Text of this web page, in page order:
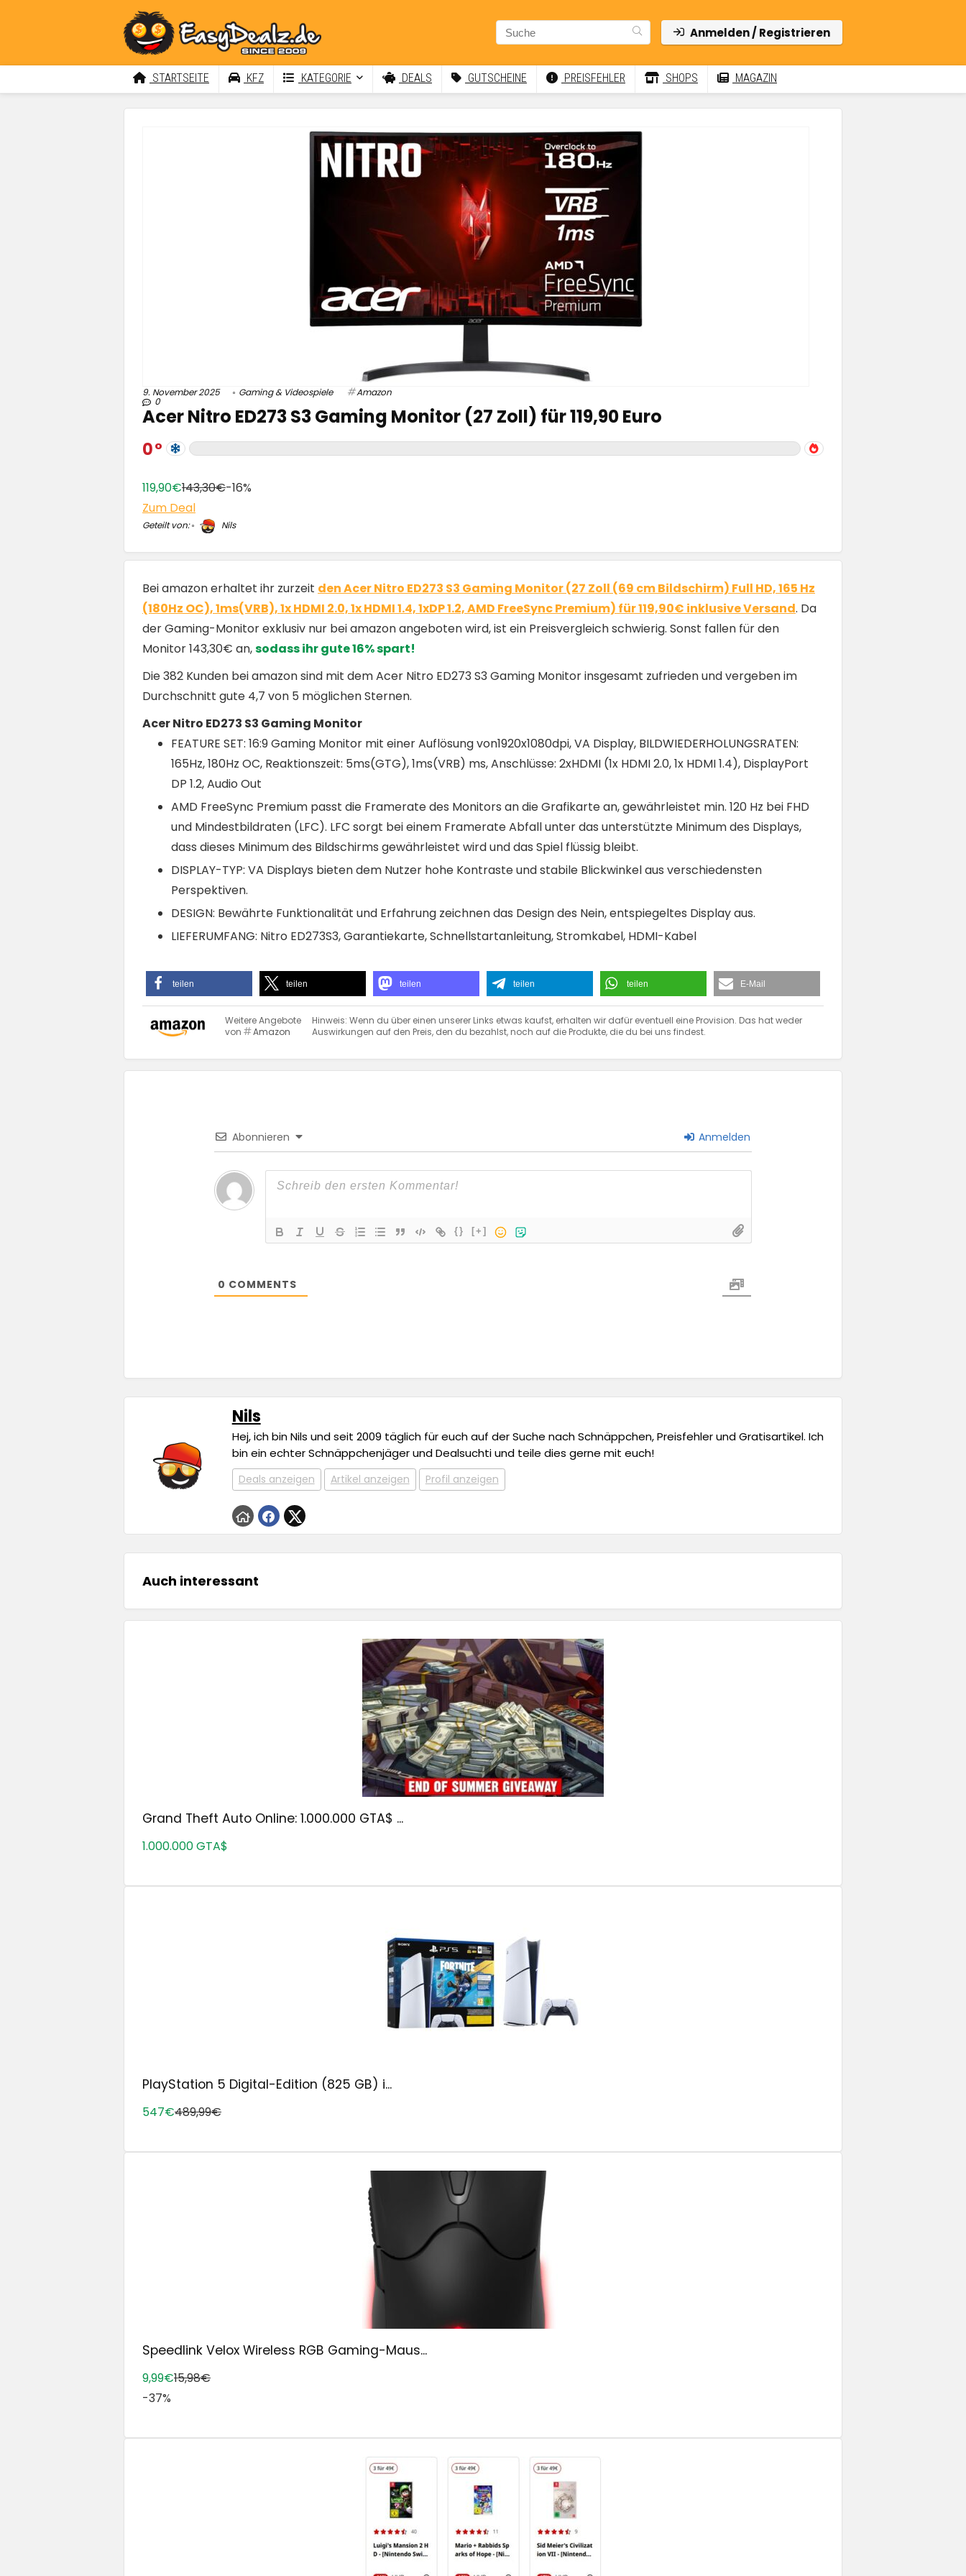
Anmelden / Registrieren
STARTSEITE KFZ KATEGORIE DEALS GUTSCHEINE PREISFEHLER SHOPS MAGAZIN
9. November 2025 Gaming & Videospiele Amazon
0
Acer Nitro ED273 S3 Gaming Monitor (27 Zoll) für 119,90 Euro
0
119,90€143,30€-16%
Zum Deal
Geteilt von: Nils
Bei amazon erhaltet ihr zurzeit den Acer Nitro ED273 S3 Gaming Monitor (27 Zoll (69 cm Bildschirm) Full HD, 165 Hz
(180Hz OC), 1ms(VRB), 1x HDMI 2.0, 1x HDMI 1.4, 1xDP 1.2, AMD FreeSync Premium) für 119,90€ inklusive Versand. Da
der Gaming-Monitor exklusiv nur bei amazon angeboten wird, ist ein Preisvergleich schwierig. Sonst fallen für den
Monitor 143,30€ an,sodass ihr gute 16% spart!
Die 382 Kunden bei amazon sind mit dem Acer Nitro ED273 S3 Gaming Monitor insgesamt zufrieden und vergeben im
Durchschnitt gute 4,7 von 5 möglichen Sternen.
Acer Nitro ED273 S3 Gaming Monitor
FEATURE SET: 16:9 Gaming Monitor mit einer Auflösung von1920x1080dpi, VA Display, BILDWIEDERHOLUNGSRATEN:
165Hz, 180Hz OC, Reaktionszeit: 5ms(GTG), 1ms(VRB) ms, Anschlüsse: 2xHDMI (1x HDMI 2.0, 1x HDMI 1.4), DisplayPort
DP 1.2, Audio Out
AMD FreeSync Premium passt die Framerate des Monitors an die Grafikarte an, gewährleistet min. 120 Hz bei FHD
und Mindestbildraten (LFC). LFC sorgt bei einem Framerate Abfall unter das unterstützte Minimum des Displays,
dass dieses Minimum des Bildschirms gewährleistet wird und das Spiel flüssig bleibt.
DISPLAY-TYP: VA Displays bieten dem Nutzer hohe Kontraste und stabile Blickwinkel aus verschiedensten
Perspektiven.
DESIGN: Bewährte Funktionalität und Erfahrung zeichnen das Design des Nein, entspiegeltes Display aus.
LIEFERUMFANG: Nitro ED273S3, Garantiekarte, Schnellstartanleitung, Stromkabel, HDMI-Kabel
teilen teilen teilen teilen teilen E-Mail
Weitere Angebote
von
Amazon
Hinweis: Wenn du über einen unserer Links etwas kaufst, erhalten wir dafür eventuell eine Provision. Das hat weder
Auswirkungen auf den Preis, den du bezahlst, noch auf die Produkte, die du bei uns findest.
Abonnieren Anmelden
{} [+]
0 COMMENTS
Nils
Hej, ich bin Nils und seit 2009 täglich für euch auf der Suche nach Schnäppchen, Preisfehler und Gratisartikel. Ich
bin ein echter Schnäppchenjäger und Dealsuchti und teile dies gerne mit euch!
Deals anzeigen Artikel anzeigen Profil anzeigen
Auch interessant
Grand Theft Auto Online: 1.000.000 GTA$ ...
1.000.000 GTA$
PlayStation 5 Digital-Edition (825 GB) i...
547€489,99€
Speedlink Velox Wireless RGB Gaming-Maus...
9,99€15,98€
-37%